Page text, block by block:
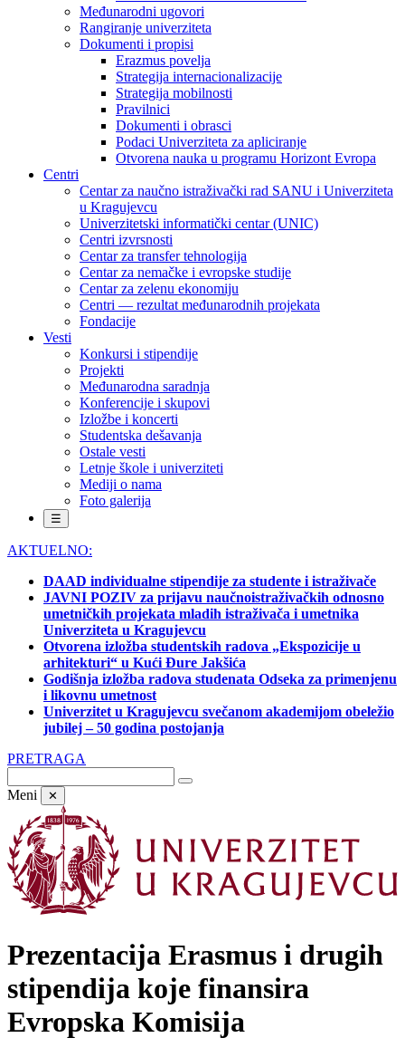
Međunarodni ugovori
Rangiranje univerziteta
Dokumenti i propisi
Erazmus povelja
Strategija internacionalizacije
Strategija mobilnosti
Pravilnici
Dokumenti i obrasci
Podaci Univerziteta za apliciranje
Otvorena nauka u programu Horizont Evropa
Centri
Centar za naučno istraživački rad SANU i Univerziteta
u Kragujevcu
Univerzitetski informatički centar (UNIC)
Centri izvrsnosti
Centar za transfer tehnologija
Centar za nemačke i evropske studije
Centar za zelenu ekonomiju
Centri — rezultat međunarodnih projekata
Fondacije
Vesti
Konkursi i stipendije
Projekti
Međunarodna saradnja
Konferencije i skupovi
Izložbe i koncerti
Studentska dešavanja
Ostale vesti
Letnje škole i univerziteti
Mediji o nama
Foto galerija
☰
AKTUELNO:
DAAD individualne stipendije za studente i istraživače
JAVNI POZIV za prijavu naučnoistraživačkih odnosno
umetničkih projekata mladih istraživača i umetnika
Univerziteta u Kragujevcu
Otvorena izložba studentskih radova „Ekspozicije u
arhitekturi“ u Kući Đure Jakšića
Godišnja izložba radova studenata Odseka za primenjenu
i likovnu umetnost
Univerzitet u Kragujevcu svečanom akademijom obeležio
jubilej – 50 godina postojanja
PRETRAGA
Meni ✕
Prezentacija Erasmus i drugih
stipendija koje finansira
Evropska Komisija